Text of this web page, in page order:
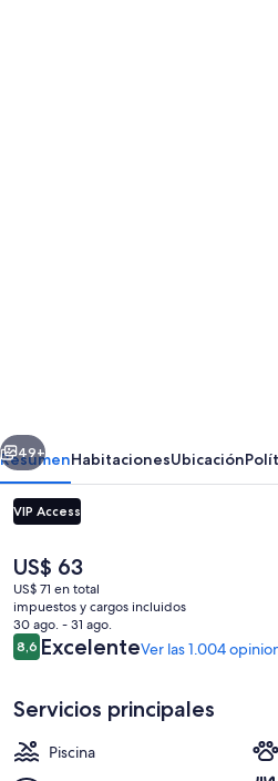
Siguiente
49+
ResumenHabitacionesUbicación
VIP Access
El
precio
actual
es
de
US$ 63
US$ 63
US$ 71 en total
impuestos y cargos incluidos
30 ago. - 31 ago.
Opiniones
8,68,6 de 10
ExcelenteVer las 1.004
Servicios principales
Piscina